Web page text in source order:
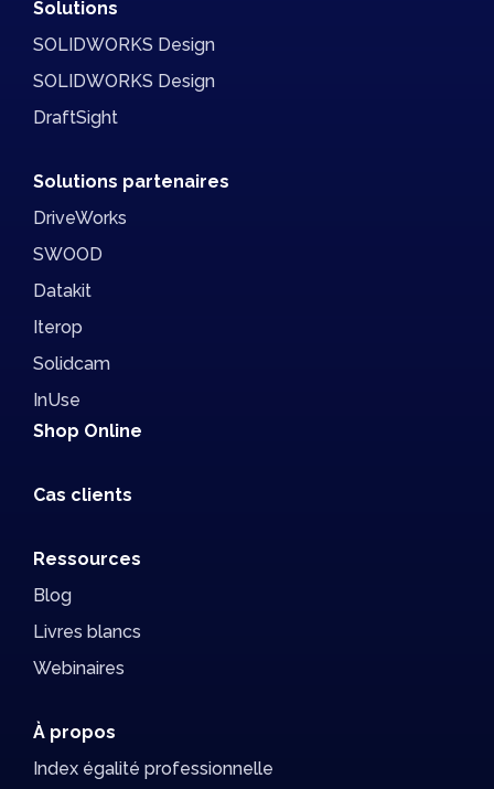
Solutions
SOLIDWORKS Design
SOLIDWORKS Design
DraftSight
Solutions partenaires
DriveWorks
SWOOD
Datakit
Iterop
Solidcam
InUse
Shop Online
Cas clients
Ressources
Blog
Livres blancs
Webinaires
À propos
Index égalité professionnelle